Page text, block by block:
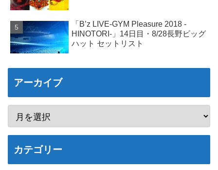
「B’z LIVE-GYM Pleasure 2018 -
HINOTORI-」14日目・8/28長野ビッグ
ハット セットリスト
アーカイブ
カテゴリー